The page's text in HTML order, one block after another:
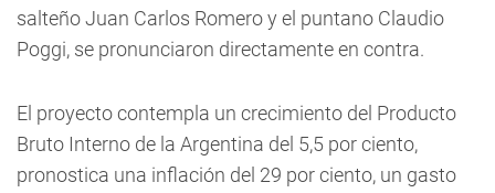
salteño Juan Carlos Romero y el puntano Claudio
Poggi, se pronunciaron directamente en contra.
El proyecto contempla un crecimiento del Producto
Bruto Interno de la Argentina del 5,5 por ciento,
pronostica una inflación del 29 por ciento, un gasto